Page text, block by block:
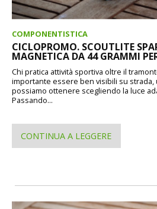
COMPONENTISTICA
CICLOPROMO. SCOUTLITE
MAGNETICA DA 44 GRAMMI
Chi pratica attività sportiva oltre il
importante essere ben visibili su strada,
possiamo ottenere scegliendo la luce
Passando...
CONTINUA A LEGGERE